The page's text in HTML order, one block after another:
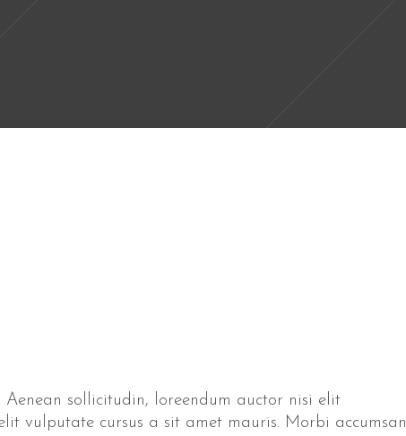
sollicitudin, loreendum auctor nisi elit
vulputate cursus a sit amet mauris. Morbi accumsan